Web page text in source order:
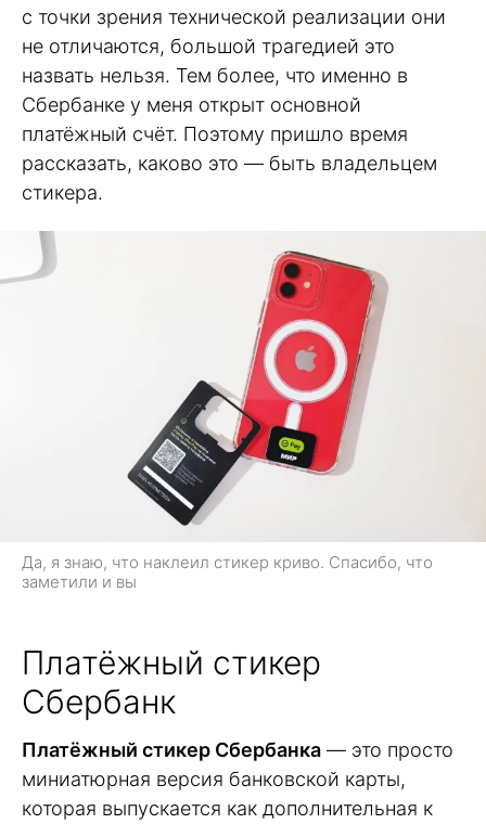
с точки зрения технической реализации они
не отличаются, большой трагедией это
назвать нельзя. Тем более, что именно в
Сбербанке у меня открыт основной
платёжный счёт. Поэтому пришло время
рассказать, каково это — быть владельцем
стикера.
Да, я знаю, что наклеил стикер криво. Спасибо, что
заметили и вы
Платёжный стикер
Сбербанк
Платёжный стикер Сбербанка — это просто
миниатюрная версия банковской карты,
которая выпускается как дополнительная к